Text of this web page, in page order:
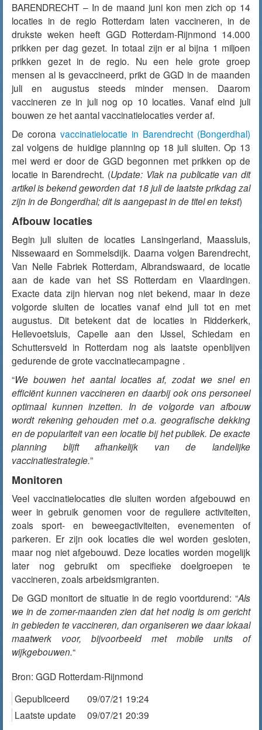
BARENDRECHT – In de maand juni kon men zich op 14
locaties in de regio Rotterdam laten vaccineren, in de
drukste weken heeft GGD Rotterdam-Rijnmond 14.000
prikken per dag gezet. In totaal zijn er al bijna 1 miljoen
prikken gezet in de regio. Nu een hele grote groep
mensen al is gevaccineerd, prikt de GGD in de maanden
juli en augustus steeds minder mensen. Daarom
vaccineren ze in juli nog op 10 locaties. Vanaf eind juli
bouwen ze het aantal vaccinatielocaties verder af.
De corona vaccinatielocatie in Barendrecht (Bongerdhal)
zal volgens de huidige planning op 18 juli sluiten. Op 13
mei werd er door de GGD begonnen met prikken op de
locatie in Barendrecht. (Update: Vlak na publicatie van dit
artikel is bekend geworden dat 18 juli de laatste prikdag zal
zijn in de Bongerdhal; dit is aangepast in de titel en tekst)
Afbouw locaties
Begin juli sluiten de locaties Lansingerland, Maassluis,
Nissewaard en Sommelsdijk. Daarna volgen Barendrecht,
Van Nelle Fabriek Rotterdam, Albrandswaard, de locatie
aan de kade van het SS Rotterdam en Vlaardingen.
Exacte data zijn hiervan nog niet bekend, maar in deze
volgorde sluiten de locaties vanaf eind juli tot en met
augustus. Dit betekent dat de locaties in Ridderkerk,
Hellevoetsluis, Capelle aan den IJssel, Schiedam en
Schuttersveld in Rotterdam nog als laatste openblijven
gedurende de grote vaccinatiecampagne .
“We bouwen het aantal locaties af, zodat we snel en
efficiënt kunnen vaccineren en daarbij ook ons personeel
optimaal kunnen inzetten. In de volgorde van afbouw
wordt rekening gehouden met o.a. geografische dekking
en de populariteit van een locatie bij het publiek. De exacte
planning blijft afhankelijk van de landelijke
vaccinatiestrategie.”
Monitoren
Veel vaccinatielocaties die sluiten worden afgebouwd en
weer in gebruik genomen voor de reguliere activiteiten,
zoals sport- en beweegactiviteiten, evenementen of
parkeren. Er zijn ook locaties die wel worden gesloten,
maar nog niet afgebouwd. Deze locaties worden mogelijk
later nog gebruikt om specifieke doelgroepen te
vaccineren, zoals arbeidsmigranten.
De GGD monitort de situatie in de regio voortdurend: “Als
we in de zomer-maanden zien dat het nodig is om gericht
in gebieden te vaccineren, dan organiseren we daar lokaal
maatwerk voor, bijvoorbeeld met mobile units of
wijkgebouwen.“
Bron: GGD Rotterdam-Rijnmond
Gepubliceerd
09/07/21 19:24
Laatste update
09/07/21 20:39